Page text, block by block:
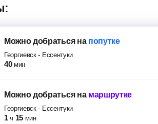
Можно добратьсяна попутке
Георгиевск- Ессентуки
40 мин
Можно добратьсяна маршрутке
Георгиевск- Ессентуки
1 ч 15 мин